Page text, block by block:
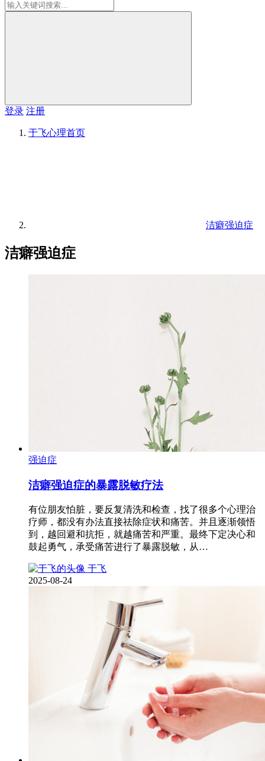
登录 注册
于飞心理首页
洁癖强迫症
洁癖强迫症
强迫症
洁癖强迫症的暴露脱敏疗法
有位朋友怕脏，要反复清洗和检查，找了很多个心理治
疗师，都没有办法直接祛除症状和痛苦。并且逐渐领悟
到，越回避和抗拒，就越痛苦和严重。最终下定决心和
鼓起勇气，承受痛苦进行了暴露脱敏，从…
于飞
2025-08-24